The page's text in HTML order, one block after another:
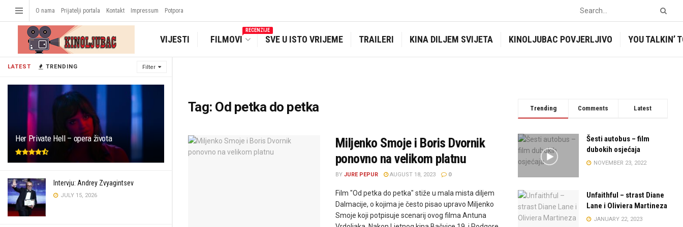
LATEST TRENDING Filter
Her Private Hell – opera života
Intervju: Andrey Zvyagintsev
JULY 15, 2026
O nama Prijatelji portala Kontakt Impressum Potpora
VIJESTI FILMOVI
RECENZIJE
SVE U ISTO VRIJEME TRAILERI KINA DILJEM SVIJETA KINOLJUBAC POVJERLJIVO YOU TALKIN’
Tag: Od petka do petka
Miljenko Smoje i Boris Dvornik
ponovno na velikom platnu
BY JURE PEPUR AUGUST 18, 2023 0
Film "Od petka do petka" stiže u mala mista diljem
Dalmacije, o kojima je često pisao upravo Miljenko
Smoje koji potpisuje scenarij ovog filma Antuna
Trending Comments Latest
Šesti autobus – film
dubokih osjećaja
NOVEMBER 23, 2022
Unfaithful – strast Diane
Lane i Oliviera Martineza
JANUARY 22, 2023